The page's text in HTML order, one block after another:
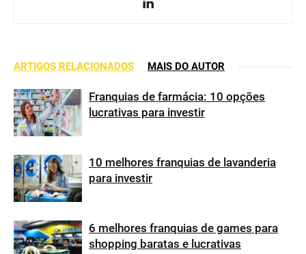
ARTIGOS RELACIONADOS MAIS DO AUTOR
Franquias de farmácia: 10 opções
lucrativas para investir
10 melhores franquias de lavanderia
para investir
6 melhores franquias de games para
shopping baratas e lucrativas